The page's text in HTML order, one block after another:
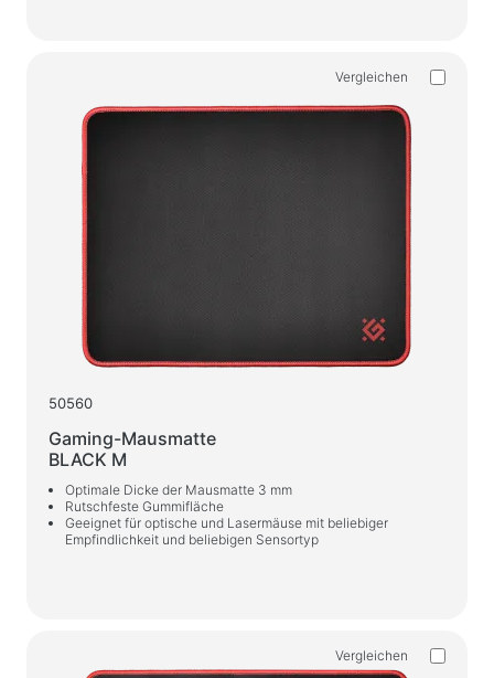
Vergleichen
50560
Gaming-Mausmatte
BLACK M
Optimale Dicke der Mausmatte 3 mm
Rutschfeste Gummifläche
Geeignet für optische und Lasermäuse mit beliebiger
Empfindlichkeit und beliebigen Sensortyp
Vergleichen